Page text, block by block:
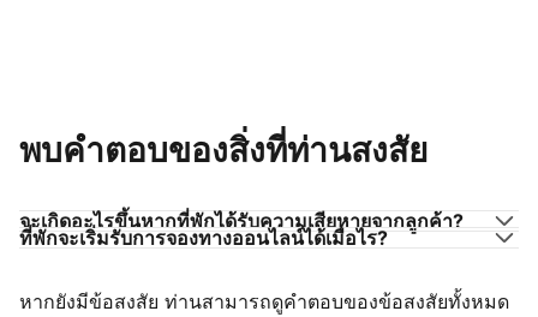
พบคำตอบของสิ่งที่ท่านสงสัย
จะเกิดอะไรขึ้นหากที่พักได้รับความเสียหายจากลูกค้า?
ที่พักจะเริ่มรับการจองทางออนไลน์ได้เมื่อไร?
หากยังมีข้อสงสัย ท่านสามารถดูคำตอบของข้อสงสัยทั้งหมด